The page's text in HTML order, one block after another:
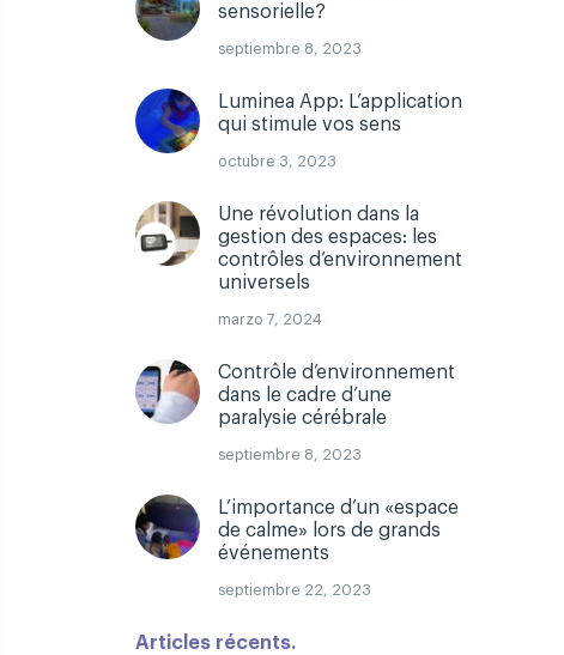
sensorielle?
septiembre 8, 2023
Luminea App: L’application
qui stimule vos sens
octubre 3, 2023
Une révolution dans la
gestion des espaces: les
contrôles d’environnement
universels
marzo 7, 2024
Contrôle d’environnement
dans le cadre d’une
paralysie cérébrale
septiembre 8, 2023
L’importance d’un «espace
de calme» lors de grands
événements
septiembre 22, 2023
Articles récents.